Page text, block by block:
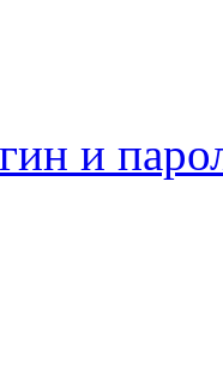
и